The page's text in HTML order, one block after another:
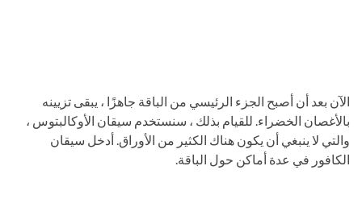
الآن بعد أن أصبح الجزء الرئيسي من الباقة جاهزًا ، يبقى تزيينه
بالأغصان الخضراء. للقيام بذلك ، سنستخدم سيقان الأوكالبتوس ،
والتي لا ينبغي أن يكون هناك الكثير من الأوراق. أدخل سيقان
الكافور في عدة أماكن حول الباقة.